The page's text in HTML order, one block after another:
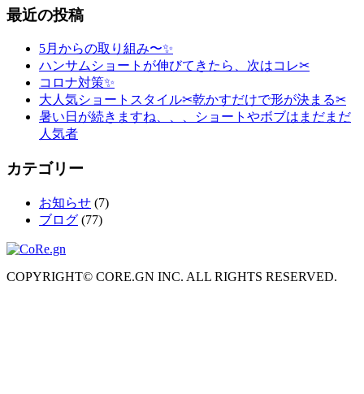
最近の投稿
5月からの取り組み〜✨
ハンサムショートが伸びてきたら、次はコレ✂︎
コロナ対策✨
大人気ショートスタイル✂︎乾かすだけで形が決まる✂︎
暑い日が続きますね、、、ショートやボブはまだまだ
人気者
カテゴリー
お知らせ (7)
ブログ (77)
COPYRIGHT© CORE.GN INC. ALL RIGHTS RESERVED.